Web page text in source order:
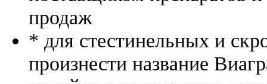
продаж
* для стестинельных и
произнести название